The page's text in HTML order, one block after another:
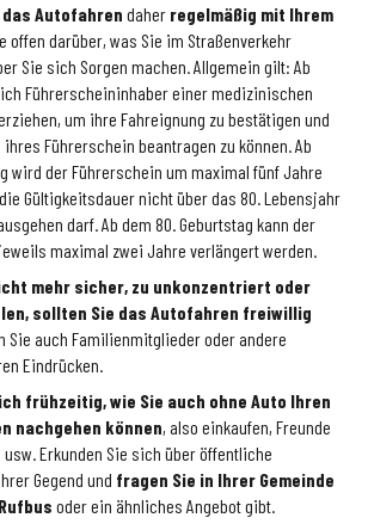
Autofahren daher regelmäßig mit Ihrem
offen darüber, was Sie im Straßenverkehr
Sie sich Sorgen machen. Allgemein gilt: Ab
Führerscheininhaber einer medizinischen
um ihre Fahreignung zu bestätigen und
Führerschein beantragen zu können. Ab
wird der Führerschein um maximal fünf Jahre
Gültigkeitsdauer nicht über das 80. Lebensjahr
darf. Ab dem 80. Geburtstag kann der
maximal zwei Jahre verlängert werden.
mehr sicher, zu unkonzentriert oder
sollten Sie das Autofahren freiwillig
Sie auch Familienmitglieder oder andere
Eindrücken.
frühzeitig, wie Sie auch ohne Auto Ihren
nachgehen können, also einkaufen, Freunde
usw. Erkunden Sie sich über öffentliche
Gegend und fragen Sie in Ihrer Gemeinde
Rufbus oder ein ähnliches Angebot gibt.